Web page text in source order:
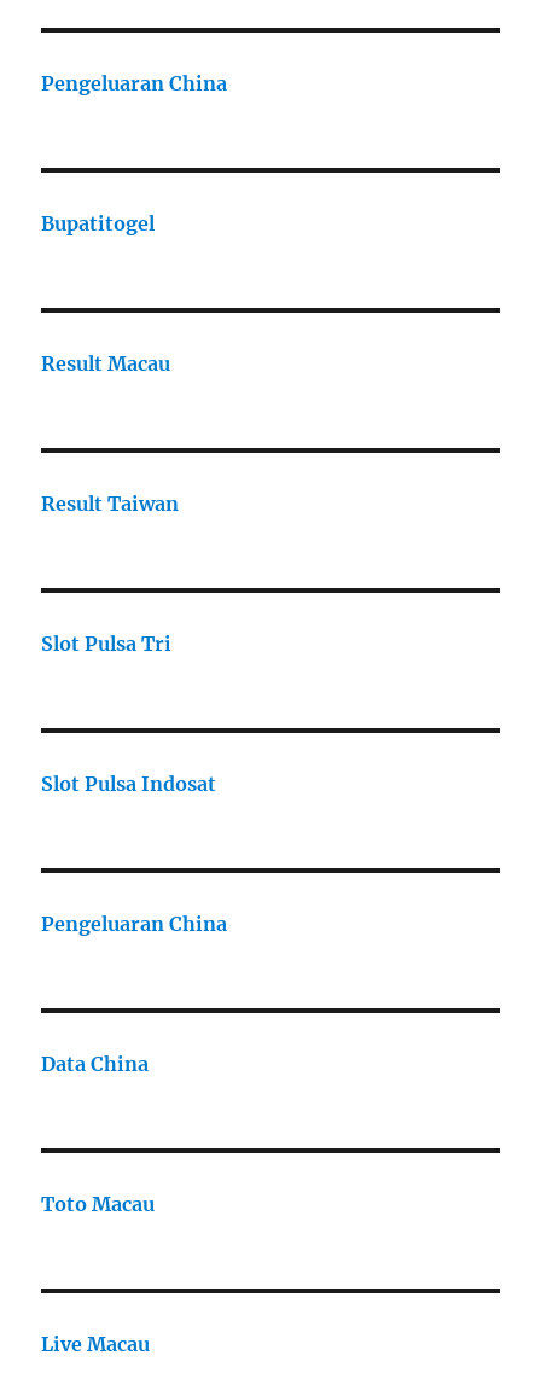
Pengeluaran China
Bupatitogel
Result Macau
Result Taiwan
Slot Pulsa Tri
Slot Pulsa Indosat
Pengeluaran China
Data China
Toto Macau
Live Macau